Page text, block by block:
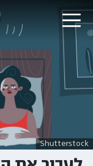
Shutterstock